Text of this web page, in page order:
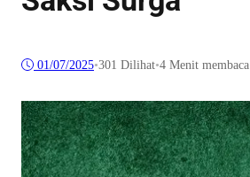
01/07/2025•301 Dilihat•4 Menit membaca